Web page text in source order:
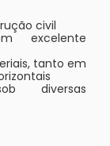
civil
excelente
tanto em
diversas